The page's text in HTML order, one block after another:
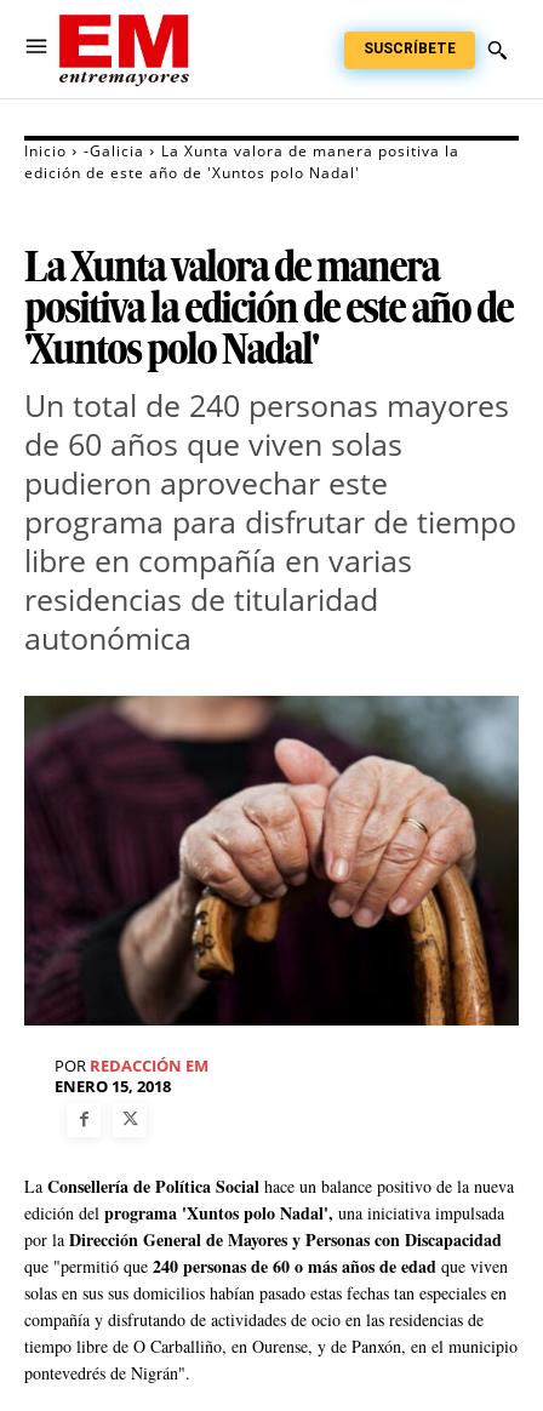
SUSCRÍBETE
Inicio -Galicia
La Xunta valora de manera positiva la
edición de este año de 'Xuntos polo Nadal'
La Xunta valora de manera
positiva la edición de este año de
'Xuntos polo Nadal'
Un total de 240 personas mayores
de 60 años que viven solas
pudieron aprovechar este
programa para disfrutar de tiempo
libre en compañía en varias
residencias de titularidad
autonómica
POR REDACCIÓN EM
ENERO 15, 2018
La Consellería de Política Social hace un balance positivo de la nueva
edición del programa 'Xuntos polo Nadal', una iniciativa impulsada
por la Dirección General de Mayores y Personas con Discapacidad
que "permitió que 240 personas de 60 o más años de edad que viven
solas en sus sus domicilios habían pasado estas fechas tan especiales en
compañía y disfrutando de actividades de ocio en las residencias de
tiempo libre de O Carballiño, en Ourense, y de Panxón, en el municipio
pontevedrés de Nigrán".